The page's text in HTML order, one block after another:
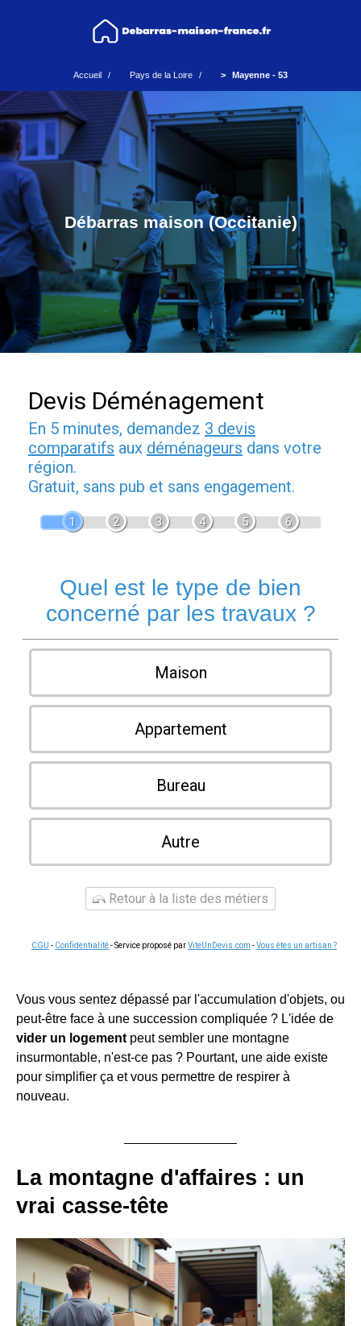
Accueil Pays de la Loire Mayenne - 53
Débarras maison (Occitanie)
Devis Déménagement
En 5 minutes, demandez 3 devis
comparatifs aux déménageurs dans votre
région.
Gratuit, sans pub et sans engagement.
1 2 3 4 5 6
Quel est le type de bien
concerné par les travaux ?
Maison
Appartement
Bureau
Autre
Retour à la liste des métiers
CGU - Confidentialité- Service proposé parViteUnDevis.com -Vous êtes un artisan ?
Vous vous sentez dépassé par l'accumulation d'objets, ou
peut-être face à une succession compliquée ? L'idée de
vider un logement peut sembler une montagne
insurmontable, n'est-ce pas ? Pourtant, une aide existe
pour simplifier ça et vous permettre de respirer à
nouveau.
La montagne d'affaires : un
vrai casse-tête